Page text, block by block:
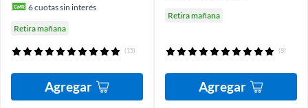
6cuotas sin interés
Retira mañana
(15)
Agregar
Retira mañana
(8)
Agregar